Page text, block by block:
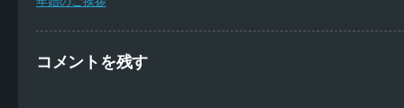
コメントを残す